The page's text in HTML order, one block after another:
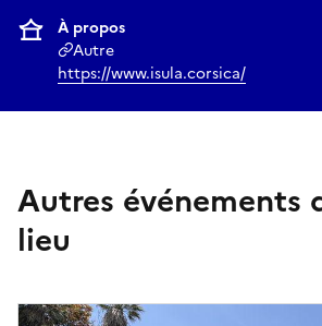
À propos
Autre
https://www.isula.corsica/
Autres événements
lieu